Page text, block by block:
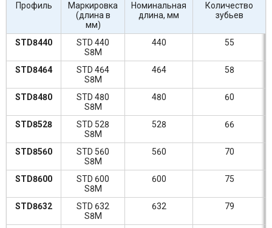
Профиль
Маркировка
(длина в
мм)
Номинальная
длина, мм
Количество
зубьев
STD8440
STD 440
S8M
440 55
STD8464
STD 464
S8M
464 58
STD8480
STD 480
S8M
480 60
STD8528
STD 528
S8M
528 66
STD8560
STD 560
S8M
560 70
STD8600
STD 600
S8M
600 75
STD8632
STD 632
S8M
632 79